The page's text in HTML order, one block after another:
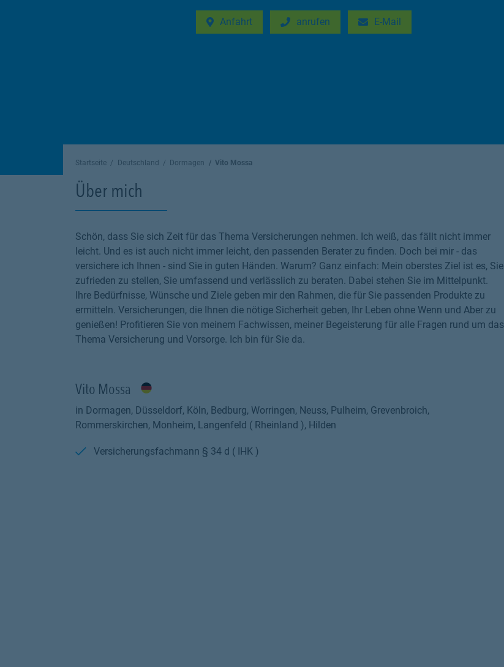
Anfahrt
Link Opens in New Tabanrufen E-Mail
Link Opens in New Tab
Startseite Deutschland Dormagen Vito Mossa
Über mich
Schön, dass Sie sich Zeit für das Thema Versicherungen nehmen. Ich weiß, das fällt nicht immer
leicht. Und es ist auch nicht immer leicht, den passenden Berater zu finden. Doch bei mir - das
versichere ich Ihnen - sind Sie in guten Händen. Warum? Ganz einfach: Mein oberstes Ziel ist es, Sie
zufrieden zu stellen, Sie umfassend und verlässlich zu beraten. Dabei stehen Sie im Mittelpunkt.
Ihre Bedürfnisse, Wünsche und Ziele geben mir den Rahmen, die für Sie passenden Produkte zu
ermitteln. Versicherungen, die Ihnen die nötige Sicherheit geben, Ihr Leben ohne Wenn und Aber zu
genießen! Profitieren Sie von meinem Fachwissen, meiner Begeisterung für alle Fragen rund um das
Thema Versicherung und Vorsorge. Ich bin für Sie da.
Vito Mossa
in Dormagen, Düsseldorf, Köln, Bedburg, Worringen, Neuss, Pulheim, Grevenbroich,
Rommerskirchen, Monheim, Langenfeld ( Rheinland ), Hilden
Versicherungsfachmann § 34 d ( IHK )